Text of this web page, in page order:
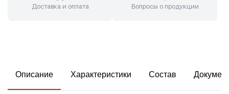
Доставка и оплата Вопросы о продукции
Описание Характеристики Состав